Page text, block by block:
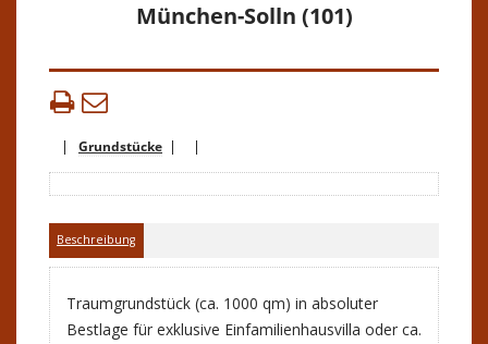
München-Solln (101)
Grundstücke
Beschreibung
Traumgrundstück (ca. 1000 qm) in absoluter
Bestlage für exklusive Einfamilienhausvilla oder ca.